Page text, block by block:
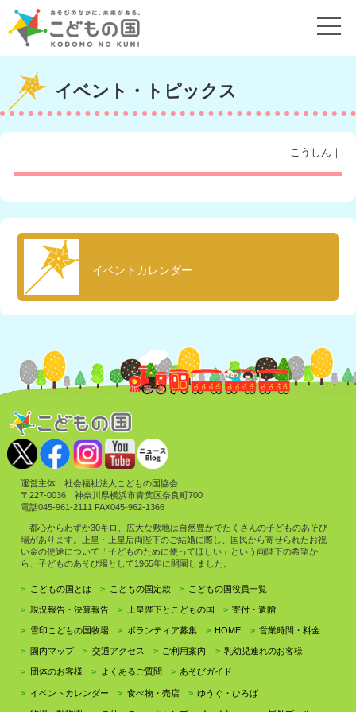
イベント・トピックス
こうしん｜
イベントカレンダー
運営主体：社会福祉法人こどもの国協会
〒227-0036 神奈川県横浜市青葉区奈良町700
電話045-961-2111 FAX045-962-1366
都心からわずか30キロ、広大な敷地は自然豊かでたくさんの子どものあそび
場があります。上皇・上皇后両陛下のご結婚に際し、国民から寄せられたお祝
い金の使途について「子どものために使ってほしい」という両陛下の希望か
ら、子どものあそび場として1965年に開園しました。
こどもの国とは こどもの国定款 こどもの国役員一覧
現況報告・決算報告 上皇陛下とこどもの国 寄付・遺贈
雪印こどもの国牧場 ボランティア募集 HOME 営業時間・料金
園内マップ 交通アクセス ご利用案内 乳幼児連れのお客様
団体のお客様 よくあるご質問 あそびガイド
イベントカレンダー 食べ物・売店 ゆうぐ・ひろば